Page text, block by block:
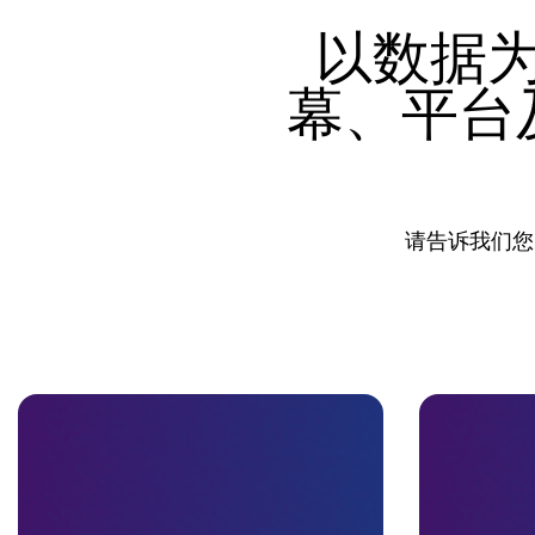
以数据
幕、平台
请告诉我们